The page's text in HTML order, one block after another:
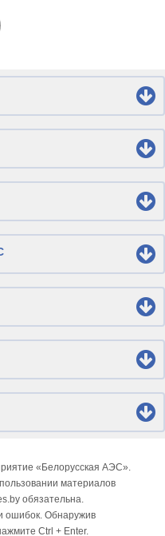
«Белорусская АЭС».
материалов
обязательна.
ошибок. Обнаружив
Ctrl + Enter.